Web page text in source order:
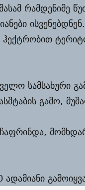
რამდენიმე
ჰექტრობით
სამსახური
გამო,